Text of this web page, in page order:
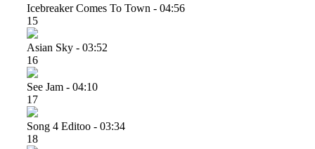
Icebreaker Comes To Town - 04:56
15
Asian Sky - 03:52
16
See Jam - 04:10
17
Song 4 Editoo - 03:34
18